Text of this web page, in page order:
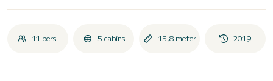
11 pers. 5 cabins 15,8 meter 2019